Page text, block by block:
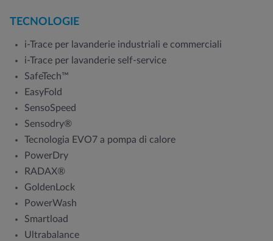
TECNOLOGIE
i-Trace per lavanderie industriali e commerciali
i-Trace per lavanderie self-service
SafeTech™
EasyFold
SensoSpeed
Sensodry®
Tecnologia EVO7 a pompa di calore
PowerDry
RADAX®
GoldenLock
PowerWash
Smartload
Ultrabalance